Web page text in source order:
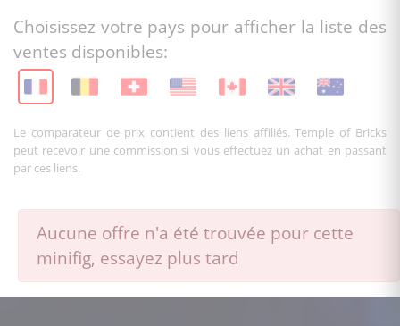
Choisissez votre pays pour afficher la liste des
ventes disponibles:
Le comparateur de prix contient des liens affiliés. Temple of Bricks
peut recevoir une commission si vous effectuez un achat en passant
par ces liens.
Aucune offre n'a été trouvée pour cette
minifig, essayez plus tard